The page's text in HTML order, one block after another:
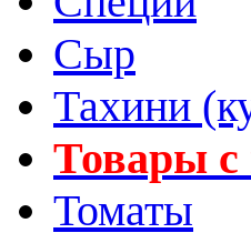
Сыр
Тахини
Товары с
Томаты